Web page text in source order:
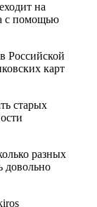
на
с помощью
Российской
карт
старых
разных
довольно